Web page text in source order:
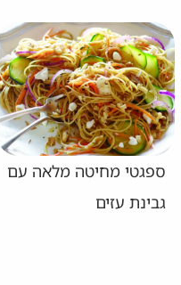
ספגטי מחיטה מלאה עם
גבינת עזים